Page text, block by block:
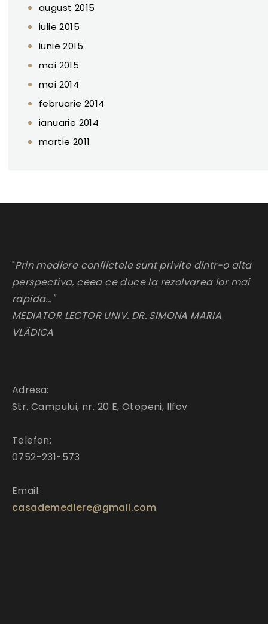
august 2015
iulie 2015
iunie 2015
mai 2015
mai 2014
februarie 2014
ianuarie 2014
martie 2011
"Prin mediere conflictele sunt privite dintr-o alta
perspectiva, ceea ce duce la rezolvarea lor mai
rapida..."
MEDIATOR LECTOR UNIV. DR. SIMONA MARIA
VLĂDICA
Adresa:
Str. Campului, nr. 20 E, Otopeni, Ilfov
Telefon:
0752-231-573
Email:
casademediere@gmail.com